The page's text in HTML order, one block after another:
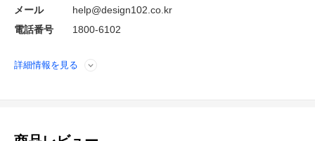
詳細情報を見る
メール
help@design102.co.kr
電話番号
1800-6102